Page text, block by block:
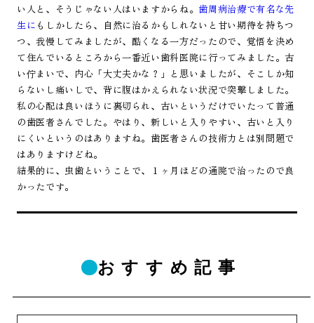
い人と、そうじゃない人はいますからね。 歯周病治療で有名な先
生に もしかしたら、自然に治るかもしれないと甘い期待を持ちつ
つ、我慢してみましたが、酷くなる一方だったので、覚悟を決め
て住んでいるところから一番近い歯科医院に行ってみました。古
い佇まいで、内心「大丈夫かな？」と思いましたが、そこしか知
らないし痛いしで、背に腹はかえられない状況で突撃しました。
私の心配は良いほうに裏切られ、古いというだけでいたって普通
の歯医者さんでした。やはり、新しいと入りやすい、古いと入り
にくいというのはありますね。歯医者さんの技術力とは別問題で
はありますけどね。
結果的に、虫歯ということで、１ヶ月ほどの通院で治ったので良
かったです。
おすすめ記事